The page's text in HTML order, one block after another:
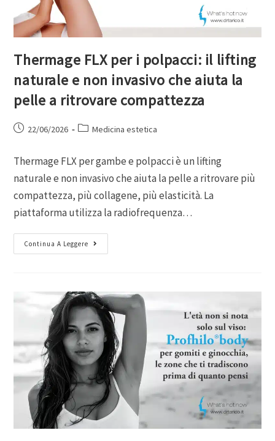
Thermage FLX per i polpacci: il lifting
naturale e non invasivo che aiuta la
pelle a ritrovare compattezza
22/06/2026 Medicina estetica
Thermage FLX per gambe e polpacci è un lifting
naturale e non invasivo che aiuta la pelle a ritrovare più
compattezza, più collagene, più elasticità. La
piattaforma utilizza la radiofrequenza…
Continua A Leggere